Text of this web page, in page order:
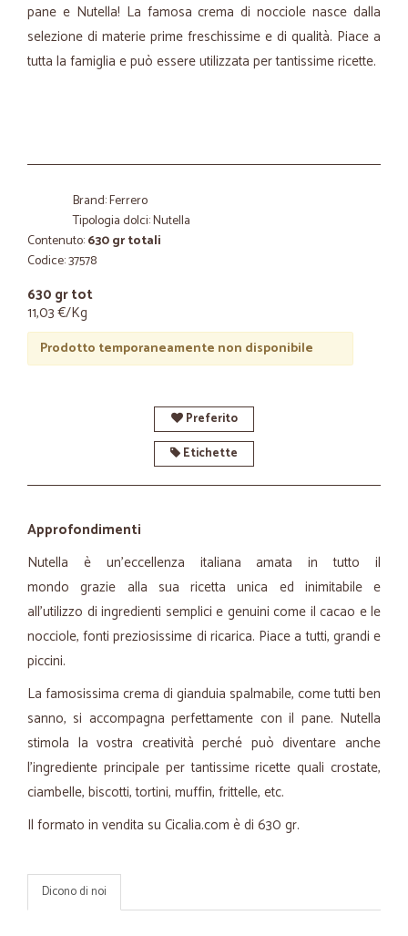
pane e Nutella! La famosa crema di nocciole nasce dalla
selezione di materie prime freschissime e di qualità. Piace a
tutta la famiglia e può essere utilizzata per tantissime ricette.
Brand: Ferrero
Tipologia dolci: Nutella
Contenuto:630 gr totali
Codice: 37578
630 gr tot
11,03 €/Kg
Prodotto temporaneamente non disponibile
Preferito
Etichette
Approfondimenti
Nutella è un'eccellenza italiana amata in tutto il
mondo grazie alla sua ricetta unica ed inimitabile e
all'utilizzo di ingredienti semplici e genuini come il cacao e le
nocciole, fonti preziosissime di ricarica. Piace a tutti, grandi e
piccini.
La famosissima crema di gianduia spalmabile, come tutti ben
sanno, si accompagna perfettamente con il pane. Nutella
stimola la vostra creatività perché può diventare anche
l'ingrediente principale per tantissime ricette quali crostate,
ciambelle, biscotti, tortini, muffin, frittelle, etc.
Il formato in vendita su Cicalia.com è di 630 gr.
Dicono di noi